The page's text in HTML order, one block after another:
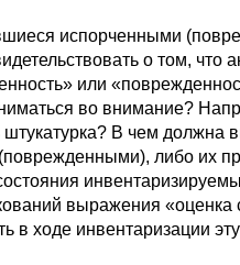
испорченными
о том, что
или
во внимание?
В чем должна
либо их
выражения «оценка
в ходе инвентаризации